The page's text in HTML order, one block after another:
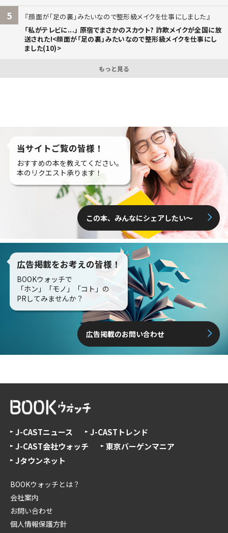
5
顔面が「足の裏」みたいなので整形級メイクを仕事にしました
「私がテレビに...」 原宿でまさかのスカウト? 詐欺メイクが全国に放
送された!<顔面が「足の裏」みたいなので整形級メイクを仕事にし
ました(10)>
もっと見る
当サイトご覧の皆様！
おすすめの本を教えてください。
本のリクエスト承ります！
この本、みんなにシェアしたい〜
広告掲載をお考えの皆様！
BOOKウォッチで
「ホン」「モノ」「コト」の
PRしてみませんか？
広告掲載のお問い合わせ
J-CASTニュース
J-CASTトレンド
J-CAST会社ウォッチ
東京バーゲンマニア
Jタウンネット
BOOKウォッチとは？
会社案内
お問い合わせ
個人情報保護方針